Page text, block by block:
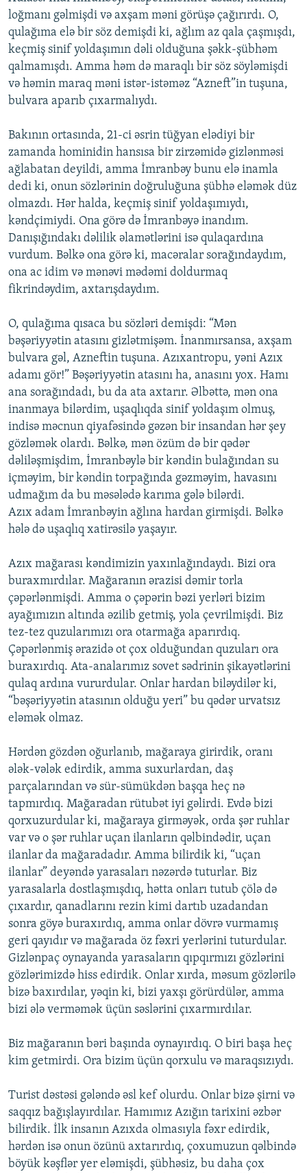
loğmanı gəlmişdi və axşam məni görüşə çağırırdı. O,
qulağıma elə bir söz demişdi ki, ağlım az qala çaşmışdı,
keçmiş sinif yoldaşımın dəli olduğuna şəkk-şübhəm
qalmamışdı. Amma həm də maraqlı bir söz söyləmişdi
və həmin maraq məni istər-istəməz “Azneft”in tuşuna,
bulvara aparıb çıxarmalıydı.
Bakının ortasında, 21-ci əsrin tüğyan elədiyi bir
zamanda hominidin hansısa bir zirzəmidə gizlənməsi
ağlabatan deyildi, amma İmranbəy bunu elə inamla
dedi ki, onun sözlərinin doğruluğuna şübhə eləmək düz
olmazdı. Hər halda, keçmiş sinif yoldaşımıydı,
kəndçimiydi. Ona görə də İmranbəyə inandım.
Danışığındakı dəlilik əlamətlərini isə qulaqardına
vurdum. Bəlkə ona görə ki, macəralar sorağındaydım,
ona ac idim və mənəvi mədəmi doldurmaq
fikrindəydim, axtarışdaydım.
O, qulağıma qısaca bu sözləri demişdi: “Mən
bəşəriyyətin atasını gizlətmişəm. İnanmırsansa, axşam
bulvara gəl, Azneftin tuşuna. Azıxantropu, yəni Azıx
adamı gör!” Bəşəriyyətin atasını ha, anasını yox. Hamı
ana sorağındadı, bu da ata axtarır. Əlbəttə, mən ona
inanmaya bilərdim, uşaqlıqda sinif yoldaşım olmuş,
indisə məcnun qiyafəsində gəzən bir insandan hər şey
gözləmək olardı. Bəlkə, mən özüm də bir qədər
dəliləşmişdim, İmranbəylə bir kəndin bulağından su
içməyim, bir kəndin torpağında gəzməyim, havasını
udmağım da bu məsələdə karıma gələ bilərdi.
Azıx adam İmranbəyin ağlına hardan girmişdi. Bəlkə
hələ də uşaqlıq xatirəsilə yaşayır.
Azıx mağarası kəndimizin yaxınlağındaydı. Bizi ora
buraxmırdılar. Mağaranın ərazisi dəmir torla
çəpərlənmişdi. Amma o çəpərin bəzi yerləri bizim
ayağımızın altında əzilib getmiş, yola çevrilmişdi. Biz
tez-tez quzularımızı ora otarmağa aparırdıq.
Çəpərlənmiş ərazidə ot çox olduğundan quzuları ora
buraxırdıq. Ata-analarımız sovet sədrinin şikayətlərini
qulaq ardına vururdular. Onlar hardan biləydilər ki,
“bəşəriyyətin atasının olduğu yeri” bu qədər urvatsız
eləmək olmaz.
Hərdən gözdən oğurlanıb, mağaraya girirdik, oranı
ələk-vələk edirdik, amma suxurlardan, daş
parçalarından və sür-sümükdən başqa heç nə
tapmırdıq. Mağaradan rütubət iyi gəlirdi. Evdə bizi
qorxuzurdular ki, mağaraya girməyək, orda şər ruhlar
var və o şər ruhlar uçan ilanların qəlbindədir, uçan
ilanlar da mağaradadır. Amma bilirdik ki, “uçan
ilanlar” deyəndə yarasaları nəzərdə tuturlar. Biz
yarasalarla dostlaşmışdıq, hətta onları tutub çölə də
çıxardır, qanadlarını rezin kimi dartıb uzadandan
sonra göyə buraxırdıq, amma onlar dövrə vurmamış
geri qayıdır və mağarada öz fəxri yerlərini tuturdular.
Gizlənpaç oynayanda yarasaların qıpqırmızı gözlərini
gözlərimizdə hiss edirdik. Onlar xırda, məsum gözlərilə
bizə baxırdılar, yəqin ki, bizi yaxşı görürdülər, amma
bizi ələ verməmək üçün səslərini çıxarmırdılar.
Biz mağaranın bəri başında oynayırdıq. O biri başa heç
kim getmirdi. Ora bizim üçün qorxulu və maraqsızıydı.
Turist dəstəsi gələndə əsl kef olurdu. Onlar bizə şirni və
saqqız bağışlayırdılar. Hamımız Azığın tarixini əzbər
bilirdik. İlk insanın Azıxda olmasıyla fəxr edirdik,
hərdən isə onun özünü axtarırdıq, çoxumuzun qəlbində
böyük kəşflər yer eləmişdi, şübhəsiz, bu daha çox